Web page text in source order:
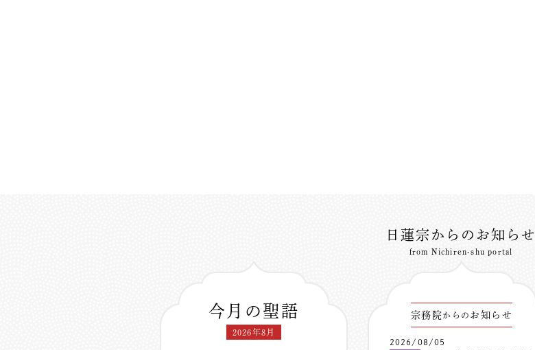
日蓮宗からのお知らせ
from Nichiren-shu portal
今月の聖語
2026年8月
宗務院からの お知らせ
2026/08/05